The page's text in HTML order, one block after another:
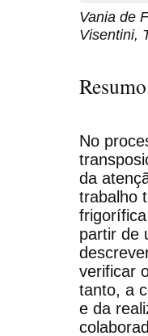
Vania de
Visentini,
Resumo
No
da
trabalho
partir de
verificar
tanto, a
e da